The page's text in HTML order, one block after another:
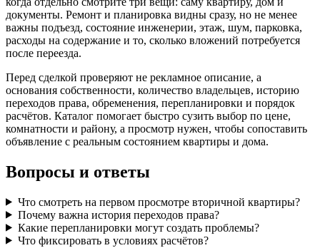
документы. Ремонт и планировка видны сразу, но не менее
важны подъезд, состояние инженерии, этаж, шум, парковка,
расходы на содержание и то, сколько вложений потребуется
после переезда.
Перед сделкой проверяют не рекламное описание, а
основания собственности, количество владельцев, историю
переходов права, обременения, перепланировки и порядок
расчётов. Каталог помогает быстро сузить выбор по цене,
комнатности и району, а просмотр нужен, чтобы сопоставить
объявление с реальным состоянием квартиры и дома.
Вопросы и ответы
Что смотреть на первом просмотре вторичной квартиры?
Почему важна история переходов права?
Какие перепланировки могут создать проблемы?
Что фиксировать в условиях расчётов?